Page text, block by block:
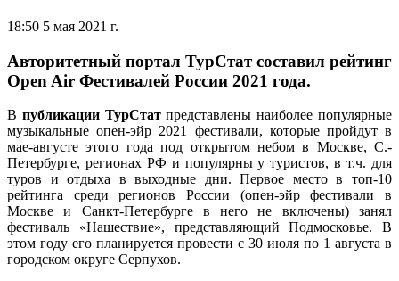
18:50 5 мая 2021 г.
Авторитетный портал ТурСтат составил рейтинг
Open Air Фестивалей России 2021 года.
В публикации ТурСтатпредставлены наиболее популярные
музыкальные опен-эйр 2021 фестивали, которые пройдут в
мае-августе этого года под открытом небом в Москве, С.-
Петербурге, регионах РФ и популярны у туристов, в т.ч. для
туров и отдыха в выходные дни. Первое место в топ-10
рейтинга среди регионов России (опен-эйр фестивали в
Москве и Санкт-Петербурге в него не включены) занял
фестиваль «Нашествие», представляющий Подмосковье. В
этом году его планируется провести с 30 июля по 1 августа в
городском округе Серпухов.